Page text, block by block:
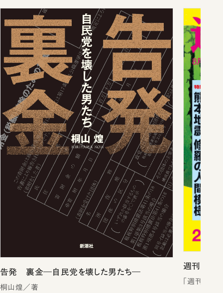
告発 裏金―自民党を壊した男たち―
桐山煌／著
週刊新潮
「週刊新潮